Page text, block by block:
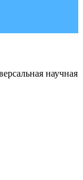
научная